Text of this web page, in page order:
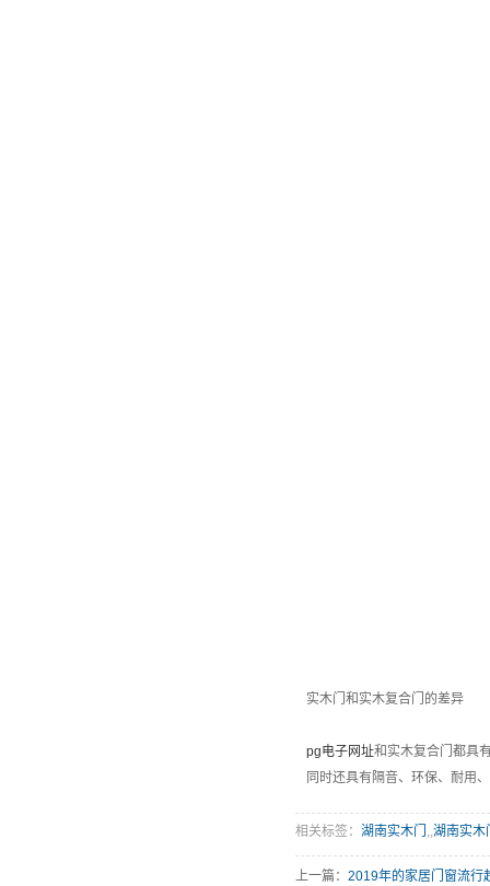
实木门和实木复合门的差异
pg电子网址和实木复合门都具
同时还具有隔音、环保、耐用
相关标签： 湖南实木门 ,,湖南实木
上一篇： 2019年的家居门窗流行